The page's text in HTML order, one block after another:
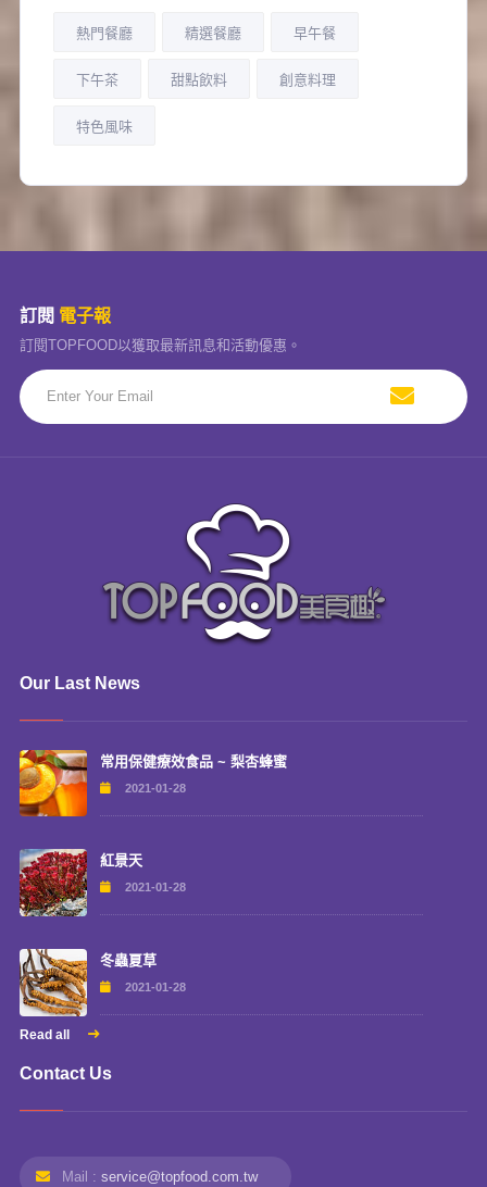
熱門餐廳 精選餐廳 早午餐
下午茶 甜點飲料 創意料理
特色風味
訂閱 電子報
訂閱TOPFOOD以獲取最新訊息和活動優惠。
Our Last News
常用保健療效食品 ~ 梨杏蜂蜜
2021-01-28
紅景天
2021-01-28
冬蟲夏草
2021-01-28
Read all
Contact Us
Mail : service@topfood.com.tw